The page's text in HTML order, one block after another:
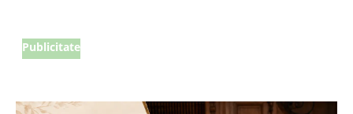
Publicitate